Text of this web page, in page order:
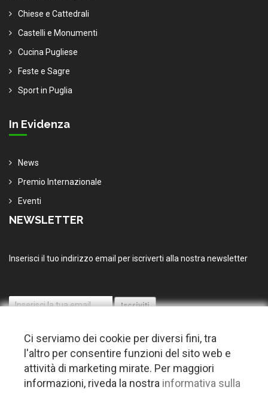
Chiese e Cattedrali
Castelli e Monumenti
Cucina Pugliese
Feste e Sagre
Sport in Puglia
In Evidenza
News
Premio Internazionale
Eventi
NEWSLETTER
Inserisci il tuo indirizzo email per iscriverti alla nostra newsletter
© 2026 Copyright Puglia nel mondo. Tutti i diritti riservati |Privacy
Ci serviamo dei cookie per diversi fini, tra
l'altro per consentire funzioni del sito web e
attività di marketing mirate. Per maggiori
informazioni, riveda la nostra informativa sulla